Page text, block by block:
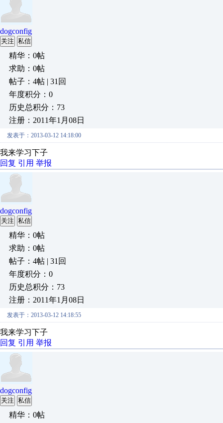
dogconfig
关注 私信
精华：0帖
求助：0帖
帖子：4帖 | 31回
年度积分：0
历史总积分：73
注册：2011年1月08日
发表于：2013-03-12 14:18:00
我来学习下子
回复 引用 举报
dogconfig
关注 私信
精华：0帖
求助：0帖
帖子：4帖 | 31回
年度积分：0
历史总积分：73
注册：2011年1月08日
发表于：2013-03-12 14:18:55
我来学习下子
回复 引用 举报
dogconfig
关注 私信
精华：0帖